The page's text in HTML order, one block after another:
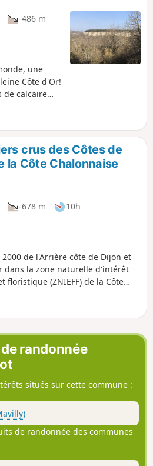
-486 m
une
Côte d'Or!
de calcaire
bord de
tant que
crus des Côtes de
la Côte Chalonnaise
-678 m
10h
de l'Arrière côte de Dijon et
dans la zone naturelle d'intérêt
(ZNIEFF) de la Côte
du vignoble de Bourgogne,
de l'UNESCO. Des tables
de vue panoramiques. La
précède la traversée des
randonnée
situés sur cette commune :
de randonnée des communes